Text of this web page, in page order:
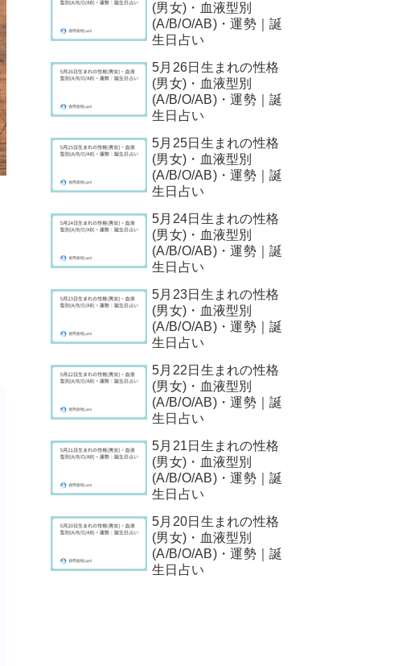
(男女)・血液型別
(A/B/O/AB)・運勢｜誕
生日占い
5月26日生まれの性格
(男女)・血液型別
(A/B/O/AB)・運勢｜誕
生日占い
5月25日生まれの性格
(男女)・血液型別
(A/B/O/AB)・運勢｜誕
生日占い
5月24日生まれの性格
(男女)・血液型別
(A/B/O/AB)・運勢｜誕
生日占い
5月23日生まれの性格
(男女)・血液型別
(A/B/O/AB)・運勢｜誕
生日占い
5月22日生まれの性格
(男女)・血液型別
(A/B/O/AB)・運勢｜誕
生日占い
5月21日生まれの性格
(男女)・血液型別
(A/B/O/AB)・運勢｜誕
生日占い
5月20日生まれの性格
(男女)・血液型別
(A/B/O/AB)・運勢｜誕
生日占い